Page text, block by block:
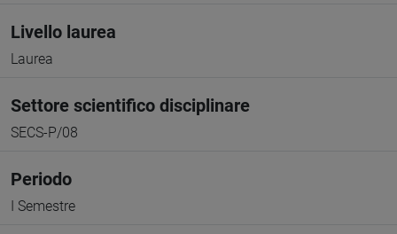
Livello laurea
Laurea
Settore scientifico disciplinare
SECS-P/08
Periodo
I Semestre